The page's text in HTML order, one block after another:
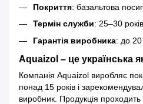
Покриття: базальтова
Термін служби: 25–30 років
Гарантія виробника: до 20
Aquaizol – це українська
Компанія Aquaizol виробляє
понад 15 років і
виробник. Продукція проходить